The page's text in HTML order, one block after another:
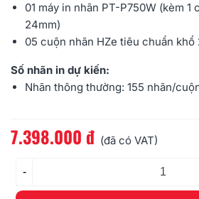
01 máy in nhãn PT-P750W (kèm 1
24mm)
05 cuộn nhãn HZe tiêu chuẩn khổ
Số nhãn in dự kiến:
Nhãn thông thường: 155 nhãn/
Đọc thêm
7.398.000 đ (đã có VAT)
-